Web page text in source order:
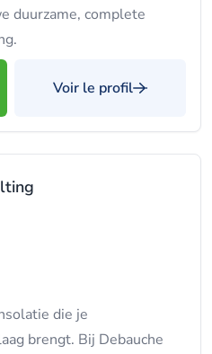
duurzame, complete
Voir le profil
die je
brengt. Bij Debauche